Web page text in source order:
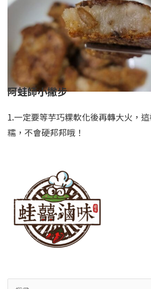
阿蛙師小撇步
1.一定要等芋巧粿軟化後再轉大火，
糯，不會硬邦邦哦！